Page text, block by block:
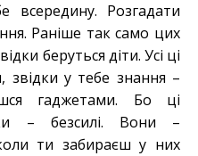
всередину. Розгадати
Раніше так само цих
беруться діти. Усі ці
звідки у тебе знання –
гаджетами. Бо ці
– безсилі. Вони –
ти забираєш у них